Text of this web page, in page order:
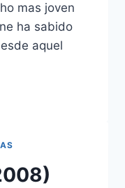
mas joven
ha sabido
aquel